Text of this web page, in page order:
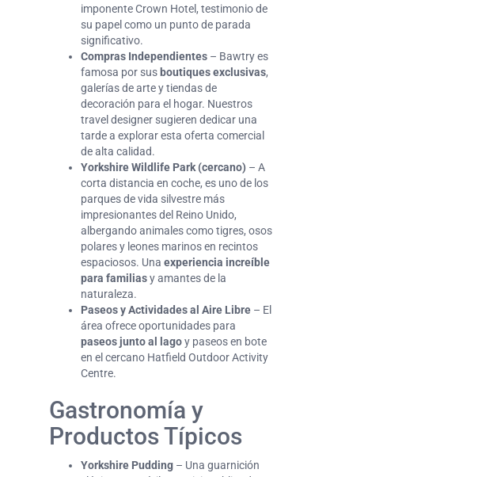
imponente Crown Hotel, testimonio de
su papel como un punto de parada
significativo.
Compras Independientes – Bawtry es
famosa por sus boutiques exclusivas,
galerías de arte y tiendas de
decoración para el hogar. Nuestros
travel designer sugieren dedicar una
tarde a explorar esta oferta comercial
de alta calidad.
Yorkshire Wildlife Park (cercano) – A
corta distancia en coche, es uno de los
parques de vida silvestre más
impresionantes del Reino Unido,
albergando animales como tigres, osos
polares y leones marinos en recintos
espaciosos. Una experiencia increíble
para familiasy amantes de la
naturaleza.
Paseos y Actividades al Aire Libre – El
área ofrece oportunidades para
paseos junto al lagoy paseos en bote
en el cercano Hatfield Outdoor Activity
Centre.
Gastronomía y
Productos Típicos
Yorkshire Pudding – Una guarnición